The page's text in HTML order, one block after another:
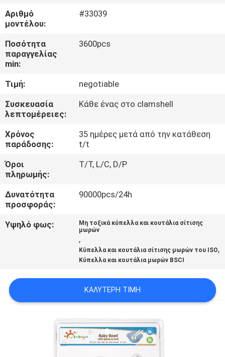
ΣΧΕΤΙΚΆ
ΜΕ
ΕΜΆΣ
ΓΎΡΟΣ
ΕΡΓΟΣΤΑΣΊΩΝ
ΠΟΙΟΤΙΚΌΣ
ΈΛΕΓΧΟΣ
ΕΠΑΦΉ
ΝΈΑ
SHOPPING
SITEMAP
Αριθμό
μοντέλου:
#33039
Ποσότητα
παραγγελίας
min:
3600pcs
Τιμή:
negotiable
Συσκευασία
λεπτομέρειες:
Κάθε ένας στο clamshell
Χρόνος
παράδοσης:
35 ημέρες μετά από την κατάθεση
t/t
Όροι
πληρωμής:
T/T, L/C, D/P
Δυνατότητα
προσφοράς:
90000pcs/24h
Υψηλό φως:
Μη τοξικά κύπελλα και κουτάλια σίτισης
μωρών
,
Κύπελλα και κουτάλια σίτισης μωρών του ISO,
Κύπελλα και κουτάλια μωρών BSCI
ΚΑΛΎΤΕΡΗ ΤΙΜΉ